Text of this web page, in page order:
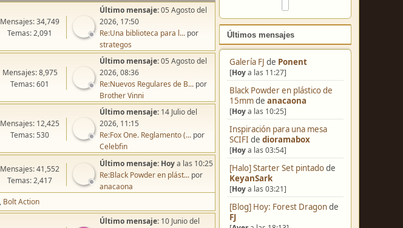
Anual
Últimos mensajes
Galería FJdePonent
[Hoy a las 11:27]
Black Powder en plástico de
15mmdeanacaona
[Hoy a las 10:25]
Inspiración para una mesa
SCIFIdedioramabox
[Hoy a las 03:54]
[Halo] Starter Set pintadode
KeyanSark
Mensajes: 34,749
Temas: 2,091
Último mensaje:05 Agosto del
2026, 17:50
Re:Una biblioteca para l... por
strategos
Mensajes: 8,975
Temas: 601
Último mensaje:05 Agosto del
2026, 08:36
Re:Nuevos Regulares de B... por
Brother Vinni
Mensajes: 12,425
Temas: 530
Último mensaje: 14 Julio del
2026, 11:15
Re:Fox One. Reglamento (... por
Celebfin
Mensajes: 41,552
Temas: 2,417
Último mensaje: Hoya las 10:25
Re:Black Powder en plást... por
anacaona
Bolt Action
Último mensaje: 10 Junio del